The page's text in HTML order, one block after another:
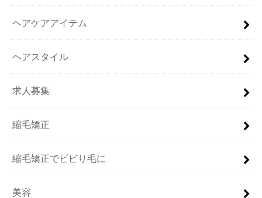
ヘアケアアイテム
ヘアスタイル
求人募集
縮毛矯正
縮毛矯正でビビり毛に
美容